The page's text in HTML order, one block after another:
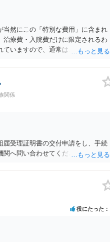
当然にこの「特別な費用」に含まれ
療費・入院費だけに限定されるわ
ていますので、通常は、病気や事故
てまで、「この条項があるから当
、大学進学費用をどこまで負担す
になります。公正証書の他の条項
学に関する定めの有無、「教育
考えられます。
関係
届受理証明書の交付申請をし、手続
関へ問い合わせてください。
役にたった